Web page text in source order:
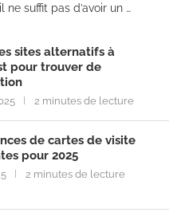
suffit pas d’avoir un …
sites alternatifs à
pour trouver de
2 minutes de lecture
de cartes de visite
pour 2025
2 minutes de lecture